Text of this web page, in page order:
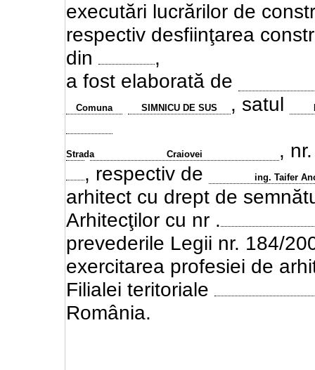
executări lucrărilor de
respectiv desfiinţarea
din
,
a fost elaborată de
Comuna SIMNICU DE SUS , satul
Strada Craiovei
,
, respectiv de
ing. Taifer
arhitect cu drept de
Arhitecţilor cu nr .
prevederile Legii nr. 184/
exercitarea profesiei de
Filialei teritoriale
România.